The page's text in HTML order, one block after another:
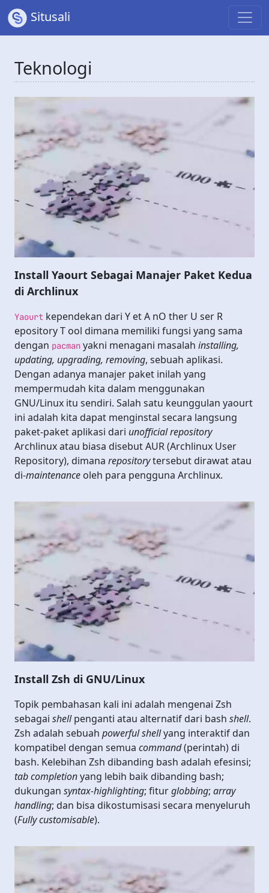
Situsali
Teknologi
Install Yaourt Sebagai Manajer Paket Kedua
di Archlinux
Yaourt kependekan dari Y etA nO ther U ser R
epositoryT ool dimana memiliki fungsi yang sama
dengan pacman yakni menagani masalah installing,
updating, upgrading, removing, sebuah aplikasi.
Dengan adanya manajer paket inilah yang
mempermudah kita dalam menggunakan
GNU/Linux itu sendiri. Salah satu keunggulan yaourt
ini adalah kita dapat menginstal secara langsung
paket-paket aplikasi dari unofficial repository
Archlinux atau biasa disebut AUR (Archlinux User
Repository), dimana repositorytersebut dirawat atau
di-maintenance oleh para pengguna Archlinux.
Install Zsh di GNU/Linux
Topik pembahasan kali ini adalah mengenai Zsh
sebagai shellpenganti atau alternatif dari bash shell.
Zsh adalah sebuah powerful shellyang interaktif dan
kompatibel dengan semua command(perintah) di
bash. Kelebihan Zsh dibanding bash adalah efesinsi;
tab completionyang lebih baik dibanding bash;
dukungan syntax-highlighting; fiturglobbing; array
handling; dan bisa dikostumisasi secara menyeluruh
(Fully customisable).